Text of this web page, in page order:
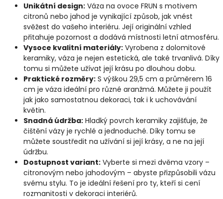
Unikátní design: Váza na ovoce FRUN s motivem
citronů nebo jahod je vynikající způsob, jak vnést
svěžest do vašeho interiéru. Její originální vzhled
přitahuje pozornost a dodává místnosti letní atmosféru.
Vysoce kvalitní materiály: Vyrobena z dolomitové
keramiky, váza je nejen estetická, ale také trvanlivá. Díky
tomu si můžete užívat její krásu po dlouhou dobu.
Praktické rozměry: S výškou 29,5 cm a průměrem 16
cm je váza ideální pro různé aranžmá. Můžete ji použít
jak jako samostatnou dekoraci, tak i k uchovávání
květin.
Snadná údržba: Hladký povrch keramiky zajišťuje, že
čištění vázy je rychlé a jednoduché. Díky tomu se
můžete soustředit na užívání si její krásy, a ne na její
údržbu.
Dostupnost variant: Vyberte si mezi dvěma vzory –
citronovým nebo jahodovým – abyste přizpůsobili vázu
svému stylu. To je ideální řešení pro ty, kteří si cení
rozmanitosti v dekoraci interiérů.